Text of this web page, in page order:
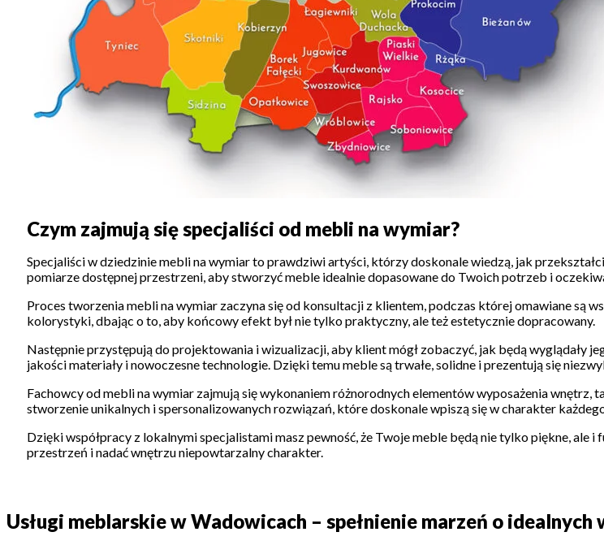
Czym zajmują się specjaliści od mebli na wymiar?
Specjaliści w dziedzinie mebli na wymiar to prawdziwi artyści, którzy doskonale wiedzą, jak
pomiarze dostępnej przestrzeni, aby stworzyć meble idealnie dopasowane do Twoich potrzeb i
Proces tworzenia mebli na wymiar zaczyna się od konsultacji z klientem, podczas której omawiane są
kolorystyki, dbając o to, aby końcowy efekt był nie tylko praktyczny, ale też estetycznie dopracowany.
Następnie przystępują do projektowania i wizualizacji, aby klient mógł zobaczyć, jak będą wyglądały
jakości materiały i nowoczesne technologie. Dzięki temu meble są trwałe, solidne i prezentują się
Fachowcy od mebli na wymiar zajmują się wykonaniem różnorodnych elementów wyposażenia wnętrz,
stworzenie unikalnych i spersonalizowanych rozwiązań, które doskonale wpiszą się w charakter
Dzięki współpracy z lokalnymi specjalistami masz pewność, że Twoje meble będą nie tylko piękne,
przestrzeń i nadać wnętrzu niepowtarzalny charakter.
Usługi meblarskie w Wadowicach – spełnienie marzeń o idealnych